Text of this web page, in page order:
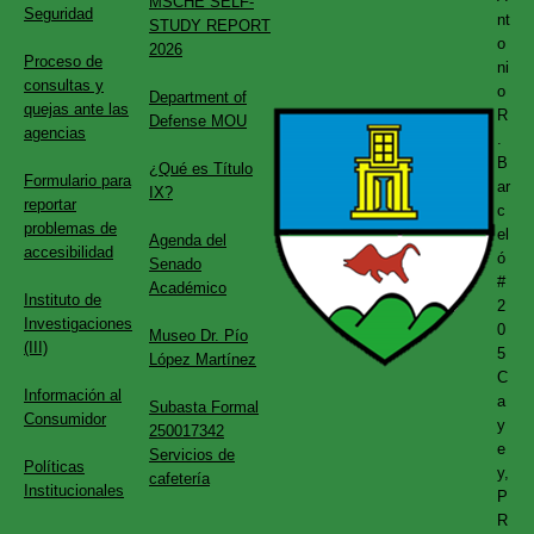
Seguridad
Proceso de
consultas y
quejas ante las
agencias
Formulario para
reportar
problemas de
accesibilidad
Instituto de
Investigaciones
(III)
Información al
Consumidor
Políticas
Institucionales
STUDY REPORT
2026
Department of
Defense MOU
¿Qué es Título
IX?
Agenda del
Senado
Académico
Museo Dr. Pío
López Martínez
Subasta Formal
250017342
Servicios de
cafetería
nt
o
ni
o
R
.
B
ar
c
el
ó
#
2
0
5
C
a
y
e
y,
P
R